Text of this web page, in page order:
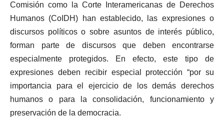
Comisión como la Corte Interamericanas de Derechos
Humanos (CoIDH) han establecido, las expresiones o
discursos políticos o sobre asuntos de interés público,
forman parte de discursos que deben encontrarse
especialmente protegidos. En efecto, este tipo de
expresiones deben recibir especial protección “por su
importancia para el ejercicio de los demás derechos
humanos o para la consolidación, funcionamiento y
preservación de la democracia.